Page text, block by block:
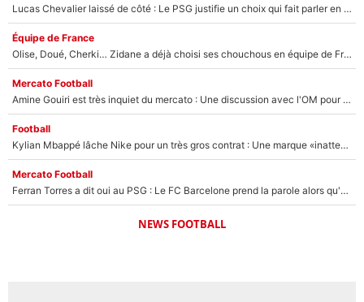
Lucas Chevalier laissé de côté : Le PSG justifie un choix qui fait parler en plein mercato
Équipe de France
Olise, Doué, Cherki… Zidane a déjà choisi ses chouchous en équipe de France ? L’IA annonce des surprises sans Kylian Mbappé !
Mercato Football
Amine Gouiri est très inquiet du mercato : Une discussion avec l'OM pour acter son transfert !
Football
Kylian Mbappé lâche Nike pour un très gros contrat : Une marque «inattendue» va frapper très fort
Mercato Football
Ferran Torres a dit oui au PSG : Le FC Barcelone prend la parole alors qu'un transfert de l'attaquant espagnol prend forme
NEWS FOOTBALL